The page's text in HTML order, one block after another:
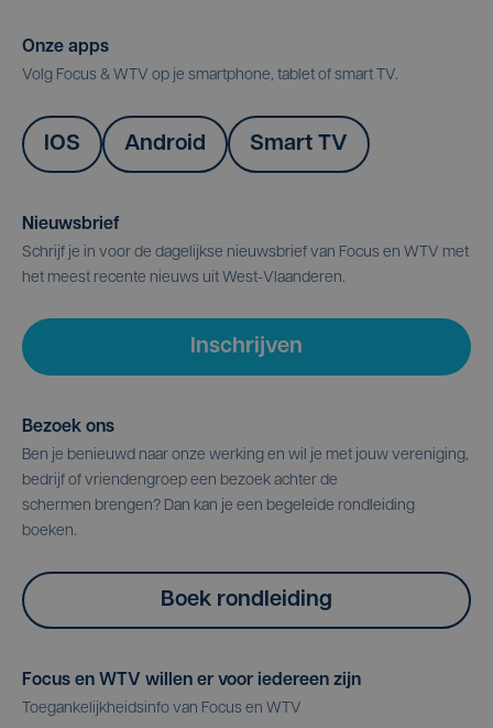
Onze apps
Volg Focus & WTV op je smartphone, tablet of smart TV.
IOS Android Smart TV
Nieuwsbrief
Schrijf je in voor de dagelijkse nieuwsbrief van Focus en WTV met
het meest recente nieuws uit West-Vlaanderen.
Inschrijven
Bezoek ons
Ben je benieuwd naar onze werking en wil je met jouw vereniging,
bedrijf of vriendengroep een bezoek achter de
schermen brengen? Dan kan je een begeleide rondleiding
boeken.
Boek rondleiding
Focus en WTV willen er voor iedereen zijn
Toegankelijkheidsinfo van Focus en WTV